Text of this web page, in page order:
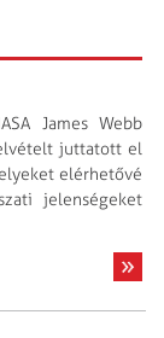
James Webb
juttatott el
elérhetővé
jelenségeket